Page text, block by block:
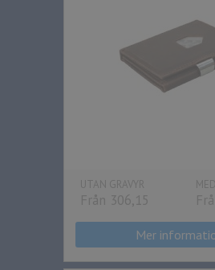
UTAN GRAVYR
Från 306,15
Mer